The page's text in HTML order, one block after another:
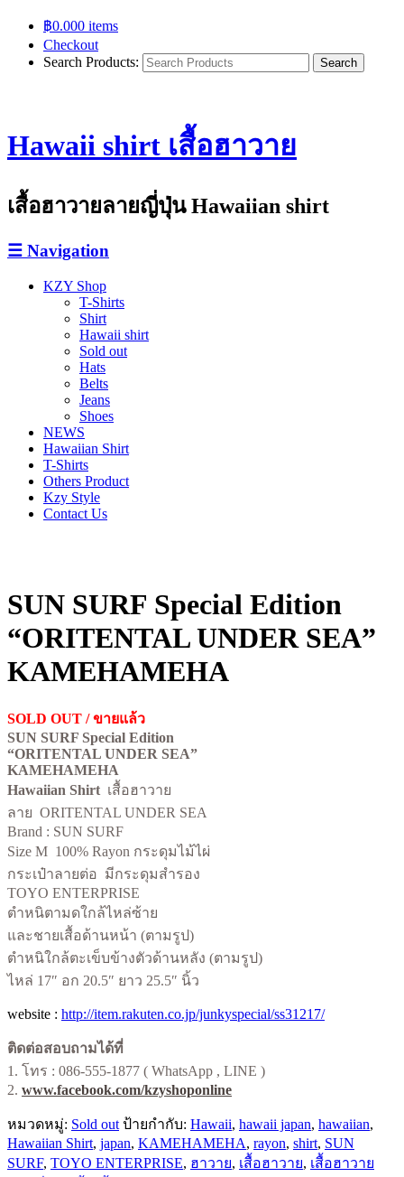
฿0.000 items
Checkout
Search Products:
Hawaii shirt เสื้อฮาวาย
เสื้อฮาวายลายญี่ปุ่น Hawaiian shirt
☰ Navigation
KZY Shop
T-Shirts
Shirt
Hawaii shirt
Sold out
Hats
Belts
Jeans
Shoes
NEWS
Hawaiian Shirt
T-Shirts
Others Product
Kzy Style
Contact Us
SUN SURF Special Edition
“ORITENTAL UNDER SEA”
KAMEHAMEHA
SOLD OUT / ขายแล้ว
SUN SURF Special Edition
“ORITENTAL UNDER SEA”
KAMEHAMEHA
Hawaiian Shirt เสื้อฮาวาย
ลาย ORITENTAL UNDER SEA
Brand : SUN SURF
Size M 100% Rayon กระดุมไม้ไผ่
กระเป๋าลายต่อ มีกระดุมสำรอง
TOYO ENTERPRISE
ตำหนิตามดใกล้ไหล่ซ้าย
และชายเสื้อด้านหน้า (ตามรูป)
ตำหนิใกล้ตะเข็บข้างตัวด้านหลัง (ตามรูป)
ไหล่ 17″ อก 20.5″ ยาว 25.5″ นิ้ว
website : http://item.rakuten.co.jp/junkyspecial/ss31217/
ติดต่อสอบถามได้ที่
1. โทร : 086-555-1877 ( WhatsApp , LINE )
2. www.facebook.com/kzyshoponline
หมวดหมู่: Sold out ป้ายกำกับ: Hawaii, hawaii japan, hawaiian,
Hawaiian Shirt, japan, KAMEHAMEHA, rayon, shirt, SUN
SURF, TOYO ENTERPRISE, ฮาวาย, เสื้อฮาวาย, เสื้อฮาวาย